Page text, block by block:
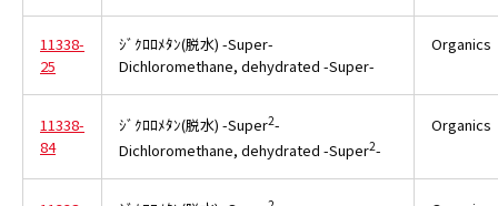
11338-
25
ｼﾞｸﾛﾛﾒﾀﾝ(脱水) -Super-
Dichloromethane, dehydrated -Super-
Organics
11338-
84
ｼﾞｸﾛﾛﾒﾀﾝ(脱水) -Super2-
Dichloromethane, dehydrated -Super2-
Organics